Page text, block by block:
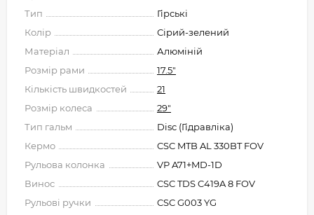
Тип
Гірські
Колір
Сірий-зелений
Матеріал
Алюміній
Розмір рами
17.5"
Кількість швидкостей
21
Розмір колеса
29"
Тип гальм
Disc (Гідравліка)
Кермо
CSC MTB AL 330BT FOV
Рульова колонка
VP A71+MD-1D
Винос
CSC TDS C419A 8 FOV
Рульові ручки
CSC G003 YG